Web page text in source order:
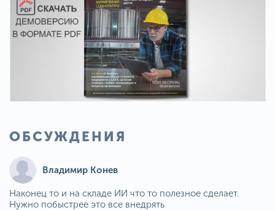
ОБСУЖДЕНИЯ
Владимир Конев
Наконец то и на складе ИИ что то полезное сделает.
Нужно побыстрее это все внедрять